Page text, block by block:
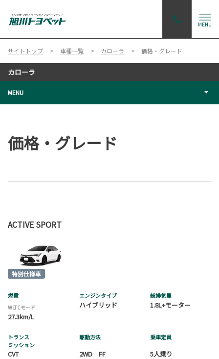
MENU
サイトトップ 車種一覧 カローラ 価格・グレード
カローラ
MENU
価格・グレード
ACTIVE SPORT
燃費
WLTCモード
27.3km/L
エンジンタイプ
ハイブリッド
総排気量
1.8L+モーター
トランス
ミッション
CVT
駆動方法
2WD FF
乗車定員
5人乗り